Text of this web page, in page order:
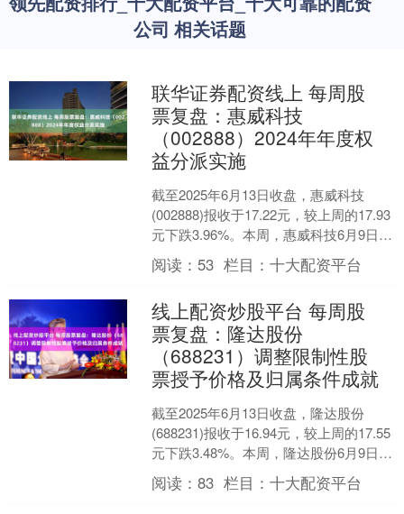
公司 相关话题
联华证券配资线上 每周股
票复盘：惠威科技
（002888）2024年年度权
益分派实施
截至2025年6月13日收盘，惠威科技
(002888)报收于17.22元，较上周的17.93
元下跌3.96%。本周，惠威科技6月9日盘
中最高价报18.1元。6月....
阅读： 53 栏目：十大配资平台
线上配资炒股平台 每周股
票复盘：隆达股份
（688231）调整限制性股
票授予价格及归属条件成就
截至2025年6月13日收盘，隆达股份
(688231)报收于16.94元，较上周的17.55
元下跌3.48%。本周，隆达股份6月9日盘
中最高价报17.97元。6....
阅读：83 栏目：十大配资平台